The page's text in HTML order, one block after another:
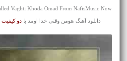
Vaghti Khoda Omad From NafisMusic Now
دانلود آهنگ هومن وقتی خدا اومد بادو کیفیت